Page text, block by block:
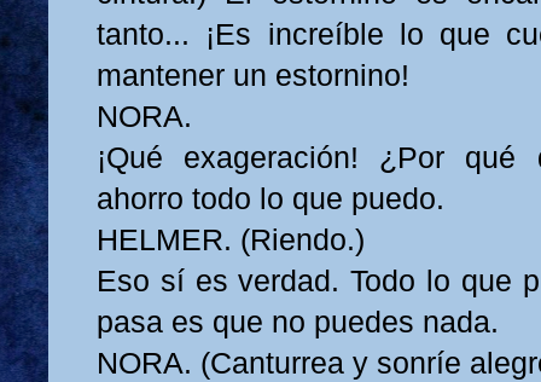
tanto... ¡Es increíble lo que
mantener un estornino!
NORA.
¡Qué exageración! ¿Por
ahorro todo lo que puedo.
HELMER. (Riendo.)
Eso sí es verdad. Todo lo que
pasa es que no puedes nada.
NORA. (Canturrea y sonríe